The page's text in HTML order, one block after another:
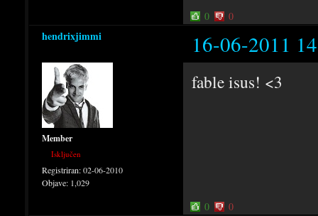
0 0
hendrixjimmi 16-06-2011
Member
Isključen
Registriran:02-06-2010
Objave: 1,029
fable isus! <3
0 0